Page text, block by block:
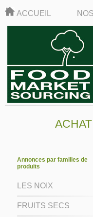
ACCUEIL
Annonces par familles de
produits
LES NOIX
FRUITS SECS